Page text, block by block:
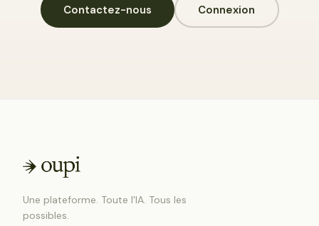
Contactez-nous Connexion
Une plateforme. Toute l'IA. Tous les
possibles.